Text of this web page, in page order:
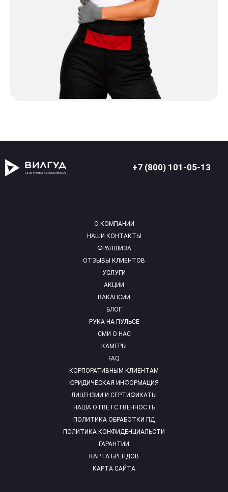
+7 (800) 101-05-13
О КОМПАНИИ
НАШИ КОНТАКТЫ
ФРАНШИЗА
ОТЗЫВЫ КЛИЕНТОВ
УСЛУГИ
АКЦИИ
ВАКАНСИИ
БЛОГ
РУКА НА ПУЛЬСЕ
СМИ О НАС
КАМЕРЫ
FAQ
КОРПОРАТИВНЫМ КЛИЕНТАМ
ЮРИДИЧЕСКАЯ ИНФОРМАЦИЯ
ЛИЦЕНЗИИ И СЕРТИФИКАТЫ
НАША ОТВЕТСТВЕННОСТЬ
ПОЛИТИКА ОБРАБОТКИ ПД
ПОЛИТИКА КОНФИДЕНЦИАЛЬСТИ
ГАРАНТИИ
КАРТА БРЕНДОВ
КАРТА САЙТА